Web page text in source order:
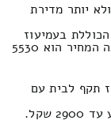
כמה עולה שינוע של דירה של חדרי שינה X6 ולא יותר מדירת
בעמיעוז
והסביבה חדרי שינה X6 ולכל היותר פלוס הנפה המחיר הוא 5530
תקף לבית עם